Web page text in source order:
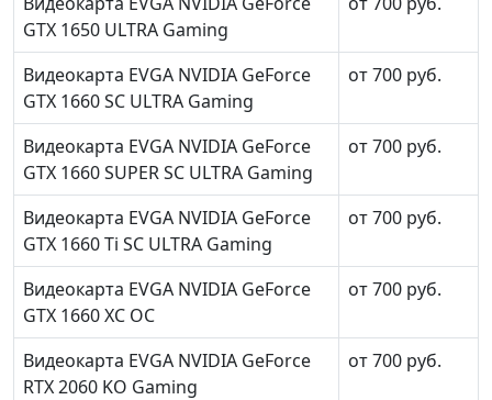
GTX 1650 ULTRA Gaming
Видеокарта EVGA NVIDIA GeForce
GTX 1660 SC ULTRA Gaming
от 700 руб.
Видеокарта EVGA NVIDIA GeForce
GTX 1660 SUPER SC ULTRA Gaming
от 700 руб.
Видеокарта EVGA NVIDIA GeForce
GTX 1660 Ti SC ULTRA Gaming
от 700 руб.
Видеокарта EVGA NVIDIA GeForce
GTX 1660 XC OC
от 700 руб.
Видеокарта EVGA NVIDIA GeForce
RTX 2060 KO Gaming
от 700 руб.